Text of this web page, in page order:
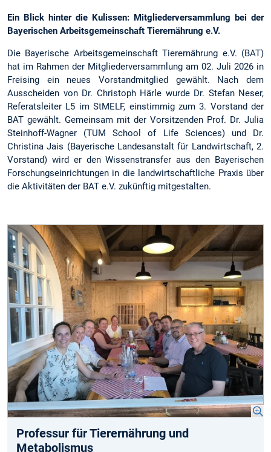
Ein Blick hinter die Kulissen: Mitgliederversammlung bei der
Bayerischen Arbeitsgemeinschaft Tierernährung e.V.
Die Bayerische Arbeitsgemeinschaft Tierernährung e.V. (BAT)
hat im Rahmen der Mitgliederversammlung am 02. Juli 2026 in
Freising ein neues Vorstandmitglied gewählt. Nach dem
Ausscheiden von Dr. Christoph Härle wurde Dr. Stefan Neser,
Referatsleiter L5 im StMELF, einstimmig zum 3. Vorstand der
BAT gewählt. Gemeinsam mit der Vorsitzenden Prof. Dr. Julia
Steinhoff-Wagner (TUM School of Life Sciences) und Dr.
Christina Jais (Bayerische Landesanstalt für Landwirtschaft, 2.
Vorstand) wird er den Wissenstransfer aus den Bayerischen
Forschungseinrichtungen in die landwirtschaftliche Praxis über
die Aktivitäten der BAT e.V. zukünftig mitgestalten.
Professur für Tierernährung und
Metabolismus